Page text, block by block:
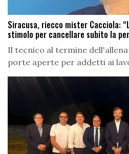
Siracusa, riecco mister Cacciola:
stimolo per cancellare subito la
Il tecnico al termine
porte aperte per addetti ai